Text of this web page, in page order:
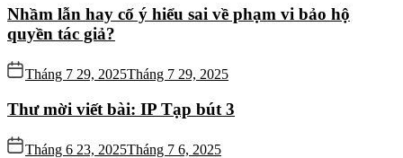
Nhầm lẫn hay cố ý hiểu sai về phạm vi bảo hộ
quyền tác giả?
Tháng 7 29, 2025Tháng 7 29, 2025
Thư mời viết bài: IP Tạp bút 3
Tháng 6 23, 2025Tháng 7 6, 2025